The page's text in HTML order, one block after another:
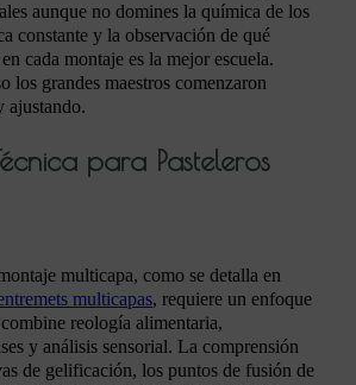
aunque no domines la química de los
constante y la observación de qué
cada montaje es la mejor escuela.
los grandes maestros comenzaron
ajustando.
para Pasteleros
multicapa, como se detalla en
multicapas, requiere un enfoque
reología alimentaria,
y análisis sensorial. La comprensión
de gelificación, los puntos de fusión de